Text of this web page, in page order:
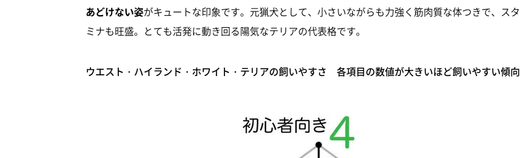
あどけない姿がキュートな印象です。元猟犬として、小さいながらも力強く筋肉質な体つきで、スタ
ミナも旺盛。とても活発に動き回る陽気なテリアの代表格です。
ウエスト・ハイランド・ホワイト・テリアの飼いやすさ 各項目の数値が大きいほど飼いやすい傾向